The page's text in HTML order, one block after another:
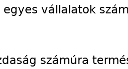
vállalatok
számúra